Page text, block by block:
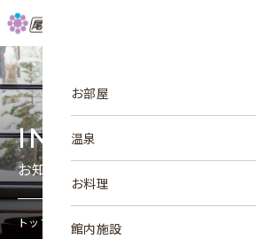
お部屋
温泉
お料理
館内施設
INFORMATION
お知らせ
トップページ お知らせ